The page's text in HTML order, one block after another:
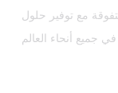
مع توفير حلول